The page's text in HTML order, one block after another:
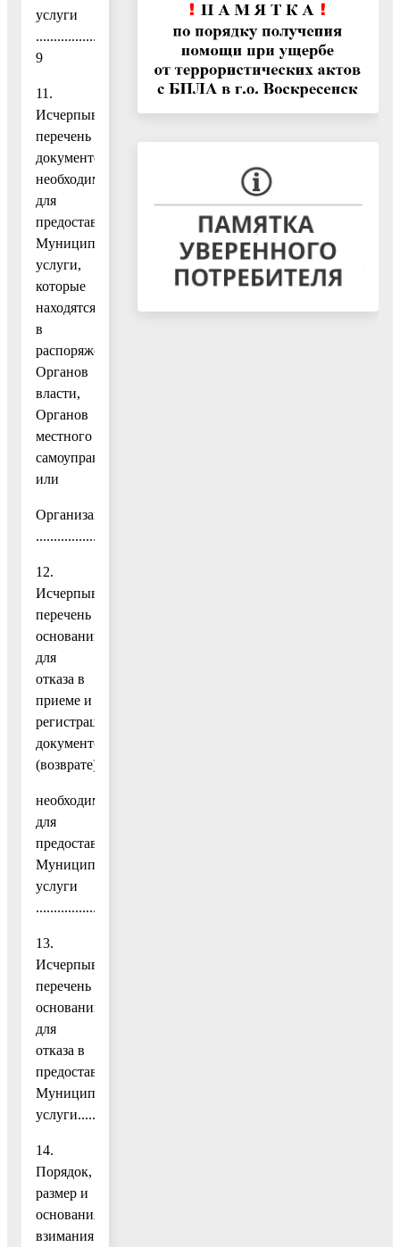
услуги
9
11.
Исчерпывающий
перечень
документов,
необходимых
для
предоставления
Муниципальной
услуги,
которые
находятся
в
распоряжении
Органов
власти,
Органов
местного
самоуправления
или
Организаций
12.
Исчерпывающий
перечень
оснований
для
отказа в
приеме и
регистрации
документов
(возврате),
необходимых
для
предоставления
Муниципальной
услуги
...................................................................11
13.
Исчерпывающий
перечень
оснований
для
отказа в
предоставлении
Муниципальной
услуги......12
14.
Порядок,
размер и
основания
взимания